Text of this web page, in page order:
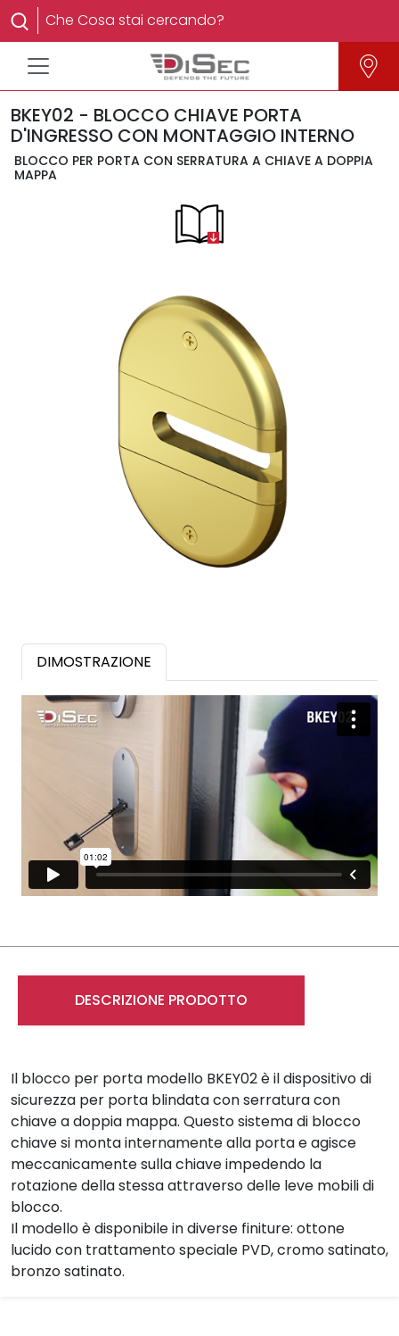
BKEY02 - BLOCCO CHIAVE PORTA
D'INGRESSO CON MONTAGGIO INTERNO
BLOCCO PER PORTA CON SERRATURA A CHIAVE A DOPPIA
MAPPA
DIMOSTRAZIONE
DESCRIZIONE PRODOTTO
Il blocco per porta modello BKEY02 è il dispositivo di
sicurezza per porta blindata con serratura con
chiave a doppia mappa. Questo sistema di blocco
chiave si monta internamente alla porta e agisce
meccanicamente sulla chiave impedendo la
rotazione della stessa attraverso delle leve mobili di
blocco.
Il modello è disponibile in diverse finiture: ottone
lucido con trattamento speciale PVD, cromo satinato,
bronzo satinato.